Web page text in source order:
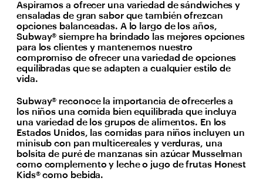
Aspiramos a ofrecer una variedad de sándwiches y
ensaladas de gran sabor que también ofrezcan
opciones balanceadas. A lo largo de los años,
Subway® siempre ha brindado las mejores opciones
para los clientes y mantenemos nuestro
compromiso de ofrecer una variedad de opciones
equilibradas que se adapten a cualquier estilo de
vida.
Subway® reconoce la importancia de ofrecerles a
los niños una comida bien equilibrada que incluya
una variedad de los grupos de alimentos. En los
Estados Unidos, las comidas para niños incluyen un
minisub con pan multicereales y verduras, una
bolsita de puré de manzanas sin azúcar Musselman
como complemento y leche o jugo de frutas Honest
Kids® como bebida.